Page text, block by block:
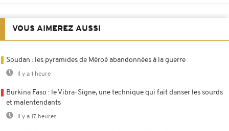
VOUS AIMEREZ AUSSI
Soudan : les pyramides de Méroé abandonnées à la guerre
Il y a 1 heure
Burkina Faso : le Vibra-Signe, une technique qui fait danser les sourds
et malentendants
Il y a 17 heures